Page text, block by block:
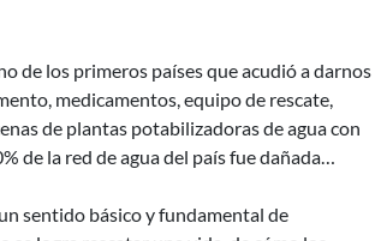
de los primeros países que acudió a darnos
medicamentos, equipo de rescate,
de plantas potabilizadoras de agua con
de la red de agua del país fue dañada…
sentido básico y fundamental de